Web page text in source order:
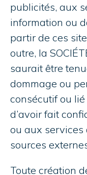
publicités, aux
information ou
partir de ces
outre, la
saurait être
dommage ou
consécutif ou
d’avoir fait
ou aux services
sources
Toute création